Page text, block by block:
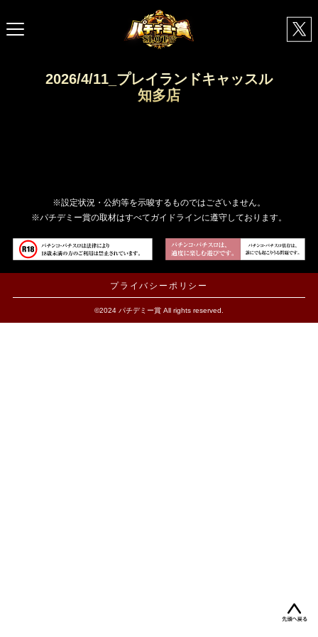
2026/4/11_プレイランドキャッスル
知多店
※設定状況・公約等を示唆するものではございません。
※パチデミー賞の取材はすべてガイドラインに遵守しております。
プライバシーポリシー
©2024 パチデミー賞 All rights reserved.